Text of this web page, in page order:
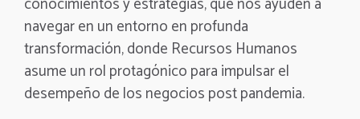
navegar en un entorno en profunda
transformación, donde Recursos Humanos
asume un rol protagónico para impulsar el
desempeño de los negocios post pandemia.